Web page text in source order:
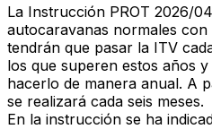
La Instrucción PROT 2026/
autocaravanas normales
tendrán que pasar la ITV
los que superen estos años
hacerlo de manera anual. A
se realizará cada seis meses.
En la instrucción se ha